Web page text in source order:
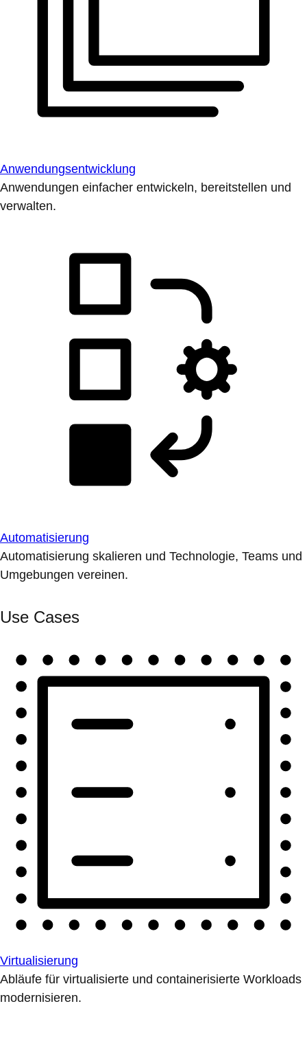
Anwendungsentwicklung
Anwendungen einfacher entwickeln, bereitstellen und
verwalten.
Automatisierung
Automatisierung skalieren und Technologie, Teams und
Umgebungen vereinen.
Use Cases
Virtualisierung
Abläufe für virtualisierte und containerisierte Workloads
modernisieren.